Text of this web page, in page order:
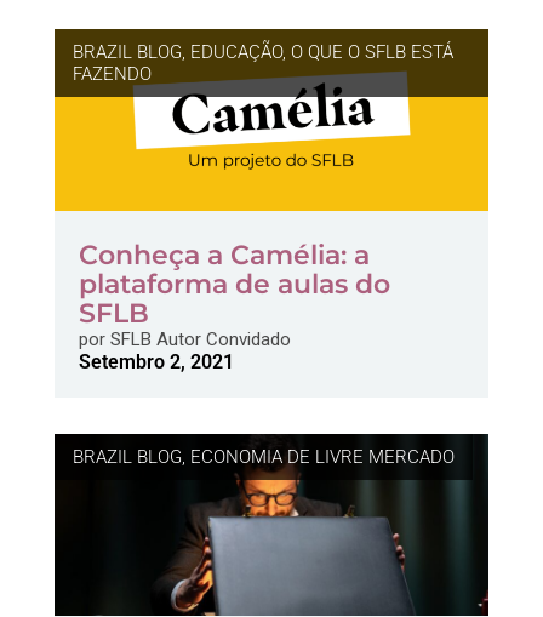
BRAZIL BLOG, EDUCAÇÃO, O QUE O SFLB ESTÁ
FAZENDO
Conheça a Camélia: a
plataforma de aulas do
SFLB
porSFLB Autor Convidado
Setembro 2, 2021
BRAZIL BLOG, ECONOMIA DE LIVRE MERCADO